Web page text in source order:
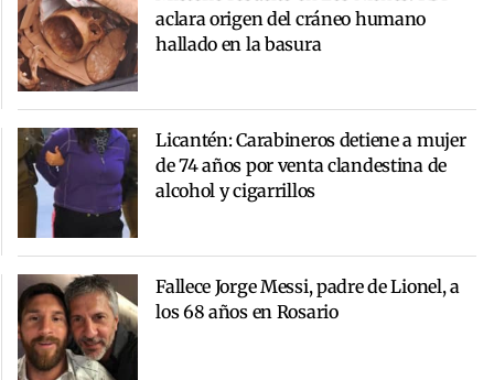
aclara origen del cráneo humano
hallado en la basura
Licantén: Carabineros detiene a mujer
de 74 años por venta clandestina de
alcohol y cigarrillos
Fallece Jorge Messi, padre de Lionel, a
los 68 años en Rosario